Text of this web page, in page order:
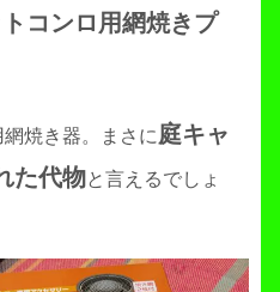
コンロ用網焼きプ
焼き器。まさに 庭キャ
た代物と言えるでしょ